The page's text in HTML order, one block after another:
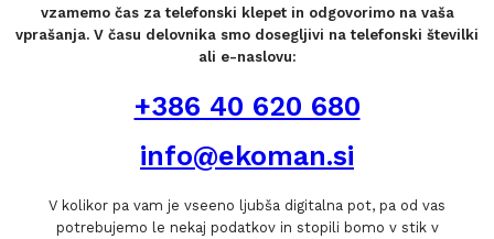
vzamemo čas za telefonski klepet in odgovorimo na vaša
vprašanja. V času delovnika smo dosegljivi na telefonski številki
ali e-naslovu:
+386 40 620 680
info@ekoman.si
V kolikor pa vam je vseeno ljubša digitalna pot, pa od vas
potrebujemo le nekaj podatkov in stopili bomo v stik v